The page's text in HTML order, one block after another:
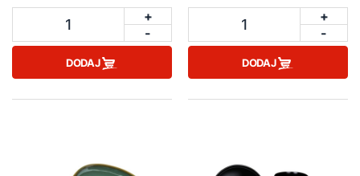
1
+
-
DODAJ
1
+
-
DODAJ